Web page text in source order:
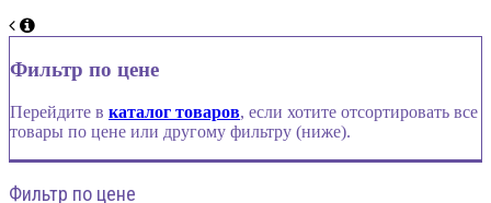
Фильтр по цене
Перейдите в каталог товаров, если хотите отсортировать все
товары по цене или другому фильтру (ниже).
Фильтр по цене